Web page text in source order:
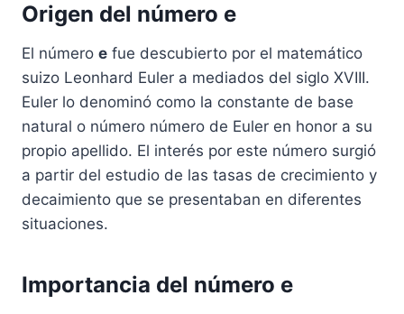
Origen del número e
El número e fue descubierto por el matemático
suizo Leonhard Euler a mediados del siglo XVIII.
Euler lo denominó como la constante de base
natural o número número de Euler en honor a su
propio apellido. El interés por este número surgió
a partir del estudio de las tasas de crecimiento y
decaimiento que se presentaban en diferentes
situaciones.
Importancia del número e